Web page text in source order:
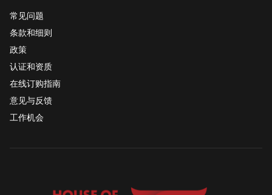
常见问题
条款和细则
政策
认证和资质
在线订购指南
意见与反馈
工作机会